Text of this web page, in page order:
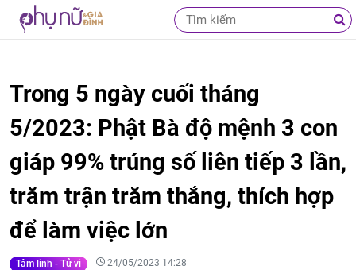
Trong 5 ngày cuối tháng
5/2023: Phật Bà độ mệnh 3 con
giáp 99% trúng số liên tiếp 3 lần,
trăm trận trăm thắng, thích hợp
để làm việc lớn
Tâm linh - Tử vi 24/05/2023 14:28